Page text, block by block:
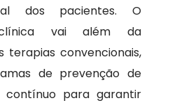
dos pacientes. O
vai além da
terapias convencionais,
de prevenção de
para garantir